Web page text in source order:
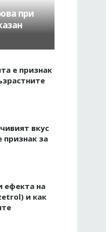
при
е признак
вкус
признак за
ефекта на
и как